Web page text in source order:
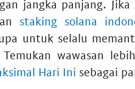
jangka panjang.
staking solana
untuk selalu
wawasan
Hari Ini sebagai